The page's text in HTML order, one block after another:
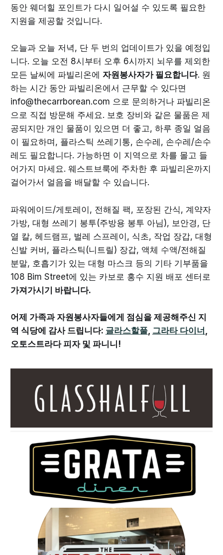
동안 웨더힐 포인트가 다시 일어설 수 있도록 필요한
지원을 제공할 것입니다.
오늘과 오늘 저녁, 단 두 번의 업데이트가 있을 예정입
니다. 오늘 오전 8시부터 오후 6시까지 뇌우를 제외한
모든 날씨에 파빌리온에 자원봉사자가 필요합니다. 원
하는 시간 동안 파빌리온에서 근무할 수 있다면
info@thecarrborean.com 으로 문의하거나 파빌리온
으로 직접 방문해 주세요. 보호 장비와 같은 물품은 제
공되지만 개인 물품이 있으면 더 좋고, 하루 종일 얼음
이 필요하며, 플라스틱 쓰레기통, 손수레, 손수레/손수
레도 필요합니다. 가능하면 이 지역으로 차를 몰고 들
어가지 마세요. 웨스트브룩에 주차한 후 파빌리온까지
걸어가서 얼음을 배달할 수 있습니다.
파워에이드/게토레이, 전해질 팩, 포장된 간식, 계약자
가방, 대형 쓰레기 봉투(주방용 봉투 아님), 보안경, 단
열 칼, 헤드램프, 벌레 스프레이, 식초, 작업 장갑, 대형
신발 커버, 플라스틱(니트릴) 장갑, 액체 수액/전해질
분말, 호흡기가 있는 대형 마스크 등의 기타 기부품을
108 Bim Street에 있는 카보로 홍수 지원 배포 센터로
가져가시기 바랍니다.
어제 가족과 자원봉사자들에게 점심을 제공해주신 지
역 식당에 감사 드립니다: 글라스할풀, 그라타 다이너
오토스트라다 피자 및 파니니!